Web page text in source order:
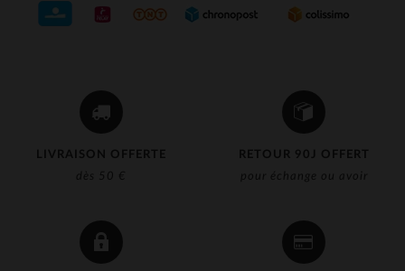
LIVRAISON OFFERTE
dès 50 €
RETOUR 90J OFFERT
pour échange ou avoir